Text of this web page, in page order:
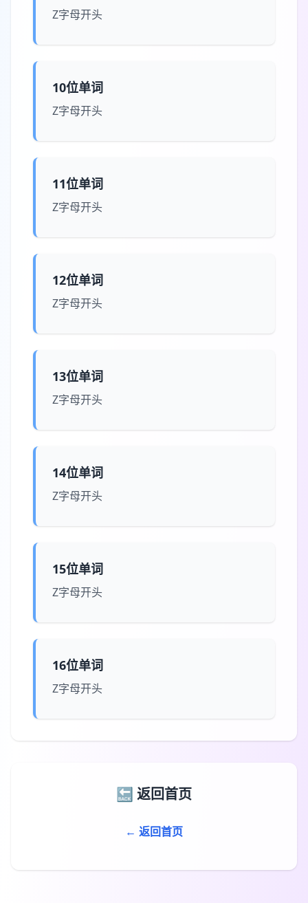
Z字母开头
10位单词
Z字母开头
11位单词
Z字母开头
12位单词
Z字母开头
13位单词
Z字母开头
14位单词
Z字母开头
15位单词
Z字母开头
16位单词
Z字母开头
🔙 返回首页
← 返回首页